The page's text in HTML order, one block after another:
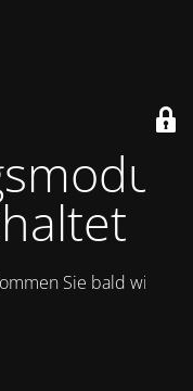
Sie bald wieder.